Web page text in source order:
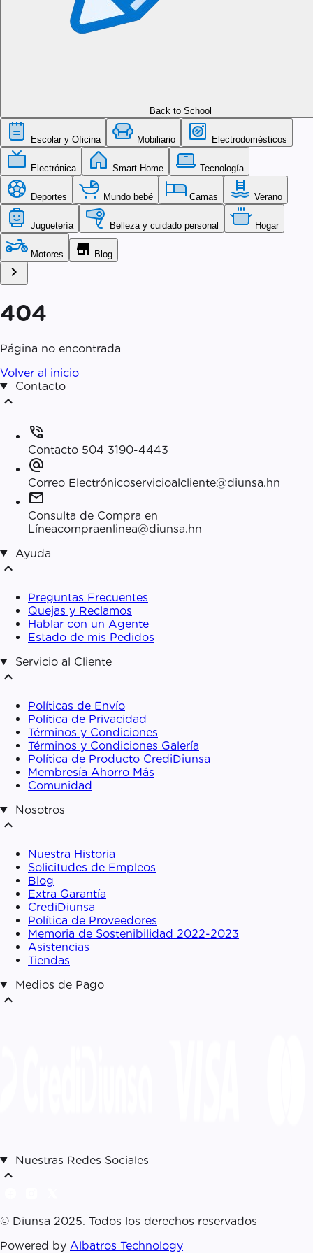
Back to School
Escolar y Oficina Mobiliario Electrodomésticos
Electrónica Smart Home Tecnología
Deportes Mundo bebé Camas Verano
Juguetería Belleza y cuidado personal Hogar
Motores store Blog
chevron_right
404
Página no encontrada
Volver al inicio
Contacto
expand_less
phone_in_talk
Contacto 504 3190-4443
alternate_email
Correo Electrónicoservicioalcliente@diunsa.hn
mail
Consulta de Compra en
Líneacompraenlinea@diunsa.hn
Ayuda
expand_less
Preguntas Frecuentes
Quejas y Reclamos
Hablar con un Agente
Estado de mis Pedidos
Servicio al Cliente
expand_less
Políticas de Envío
Política de Privacidad
Términos y Condiciones
Términos y Condiciones Galería
Política de Producto CrediDiunsa
Membresía Ahorro Más
Comunidad
Nosotros
expand_less
Nuestra Historia
Solicitudes de Empleos
Blog
Extra Garantía
CrediDiunsa
Política de Proveedores
Memoria de Sostenibilidad 2022-2023
Asistencias
Tiendas
Medios de Pago
expand_less
Nuestras Redes Sociales
expand_less
© Diunsa 2025. Todos los derechos reservados
Powered by Albatros Technology